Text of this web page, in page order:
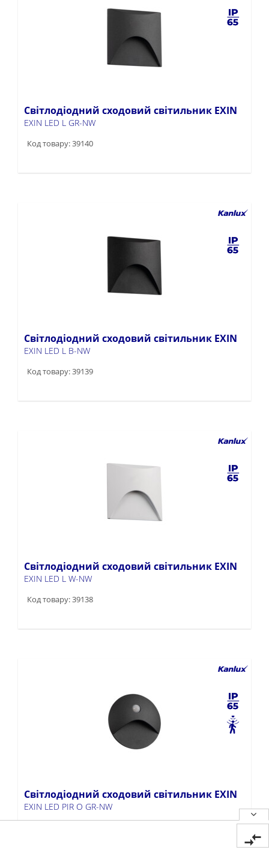
Світлодіодний сходовий світильник EXIN
EXIN LED L GR-NW
Код товару: 39140
Світлодіодний сходовий світильник EXIN
EXIN LED L B-NW
Код товару: 39139
Світлодіодний сходовий світильник EXIN
EXIN LED L W-NW
Код товару: 39138
Світлодіодний сходовий світильник EXIN
EXIN LED PIR O GR-NW